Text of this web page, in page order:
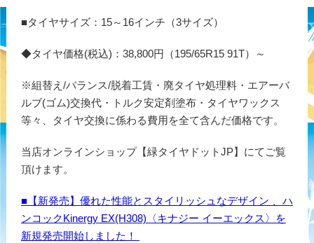
■タイヤサイズ：15～16インチ（3サイズ）
◆タイヤ価格(税込)：38,800円（195/65R15 91T）～
※組替え/バランス/脱着工賃・廃タイヤ処理料・エアーバ
ルブ(ゴム)交換代・トルク安定剤塗布・タイヤワックス
等々、タイヤ交換に係わる費用を全て含んだ価格です。
当店オンラインショップ【緑タイヤドットJP】にてご覧
頂けます。
■【新発売】優れた性能とスタイリッシュなデザイン 、ハ
ンコックKinergy EX(H308)〈キナジー イーエックス〉を
新規発売開始しました！